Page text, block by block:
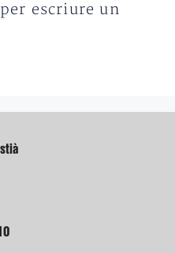
per escriure un